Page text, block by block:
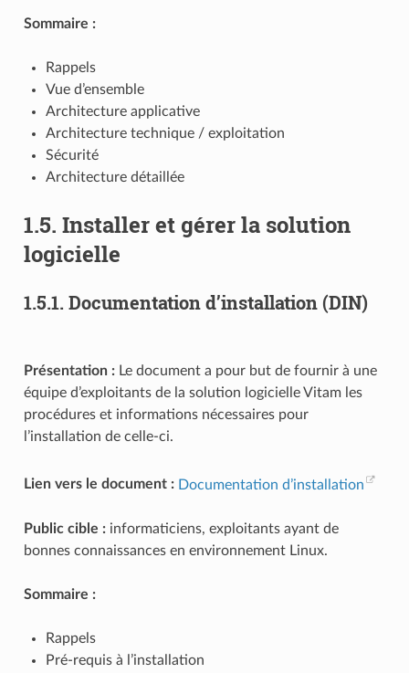
Sommaire :
Rappels
Vue d’ensemble
Architecture applicative
Architecture technique / exploitation
Sécurité
Architecture détaillée
1.5. Installer et gérer la solution
logicielle
1.5.1. Documentation d’installation (DIN)
Présentation :Le document a pour but de fournir à une
équipe d’exploitants de la solution logicielle Vitam les
procédures et informations nécessaires pour
l’installation de celle-ci.
Lien vers le document : Documentation d’installation
Public cible :informaticiens, exploitants ayant de
bonnes connaissances en environnement Linux.
Sommaire :
Rappels
Pré-requis à l’installation